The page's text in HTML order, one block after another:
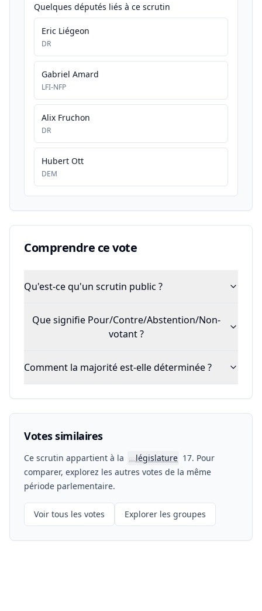
Quelques députés liés à ce scrutin
Eric Liégeon
DR
Gabriel Amard
LFI-NFP
Alix Fruchon
DR
Hubert Ott
DEM
Comprendre ce vote
Qu'est-ce qu'un scrutin public ?
Que signifie Pour/Contre/Abstention/Non-
votant ?
Comment la majorité est-elle déterminée ?
Votes similaires
Ce scrutin appartient à la 📖législature 17. Pour
comparer, explorez les autres votes de la même
période parlementaire.
Voir tous les votes Explorer les groupes